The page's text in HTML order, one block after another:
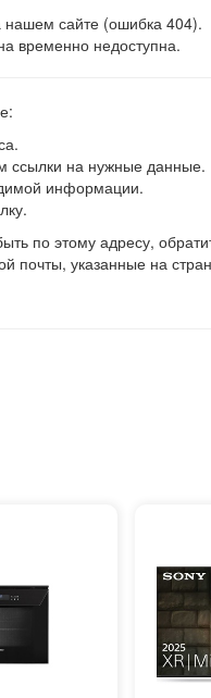
нашем сайте (ошибка 404).
временно недоступна.
ссылки на нужные данные.
информации.
по этому адресу,
почты, указанные на